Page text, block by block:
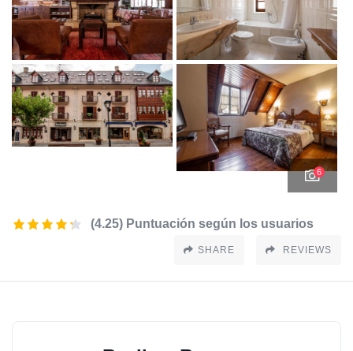
6
(4.25) Puntuación según los usuarios
SHARE REVIEWS